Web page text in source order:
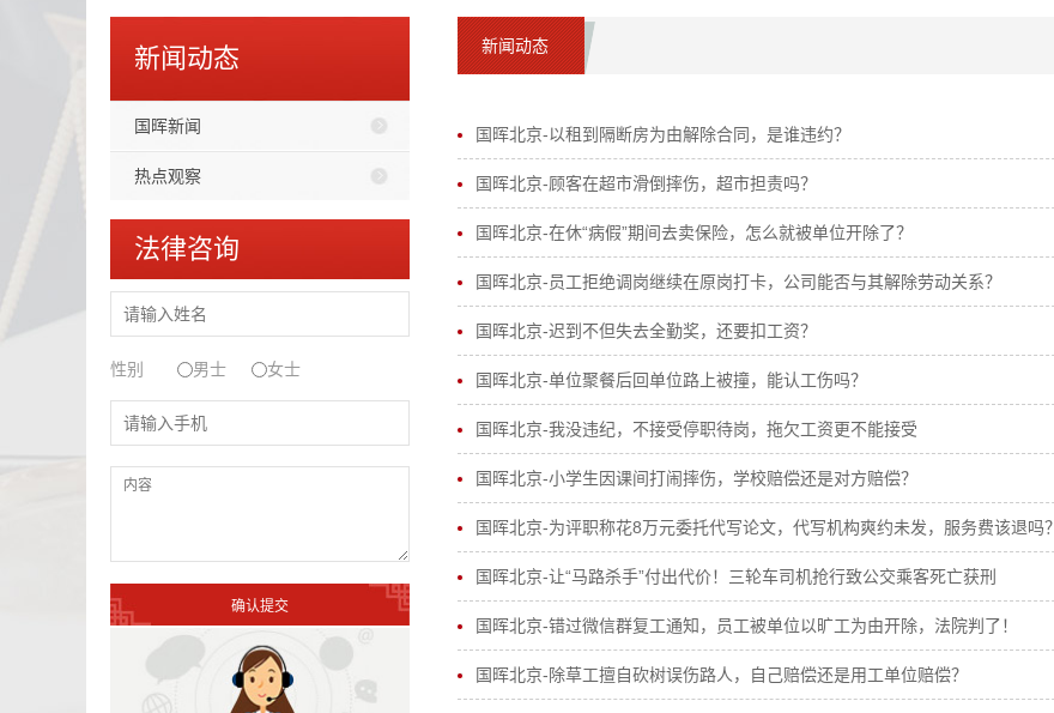
新闻动态
国晖新闻
热点观察
法律咨询
性别 男士 女士
新闻动态
国晖北京-以租到隔断房为由解除合同，是谁违约？
国晖北京-顾客在超市滑倒摔伤，超市担责吗？
国晖北京-在休“病假”期间去卖保险，怎么就被单位开除了？
国晖北京-员工拒绝调岗继续在原岗打卡，公司能否与其解除劳动关系？
国晖北京-迟到不但失去全勤奖，还要扣工资？
国晖北京-单位聚餐后回单位路上被撞，能认工伤吗？
国晖北京-我没违纪，不接受停职待岗，拖欠工资更不能接受
国晖北京-小学生因课间打闹摔伤，学校赔偿还是对方赔偿？
国晖北京-为评职称花8万元委托代写论文，代写机构爽约未发，服务费该退吗？
国晖北京-让“马路杀手”付出代价！三轮车司机抢行致公交乘客死亡获刑
国晖北京-错过微信群复工通知，员工被单位以旷工为由开除，法院判了！
国晖北京-除草工擅自砍树误伤路人，自己赔偿还是用工单位赔偿？